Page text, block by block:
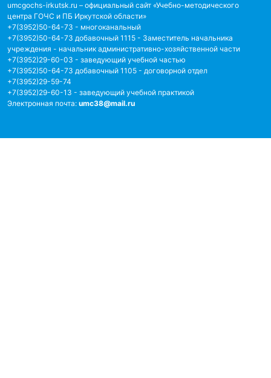
umcgochs-irkutsk.ru – официальный сайт «Учебно-методического
центра ГОЧС и ПБ Иркутской области»
+7(3952)50-64-73 - многоканальный
+7(3952)50-64-73 добавочный 1115 - Заместитель начальника
учреждения - начальник административно-хозяйственной части
+7(3952)29-60-03 - заведующий учебной частью
+7(3952)50-64-73 добавочный 1105 - договорной отдел
+7(3952)29-59-74
+7(3952)29-60-13 - заведующий учебной практикой
Электронная почта: umc38@mail.ru